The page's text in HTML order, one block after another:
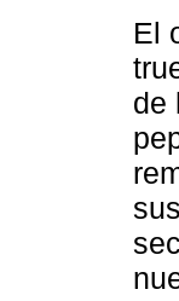
El
de